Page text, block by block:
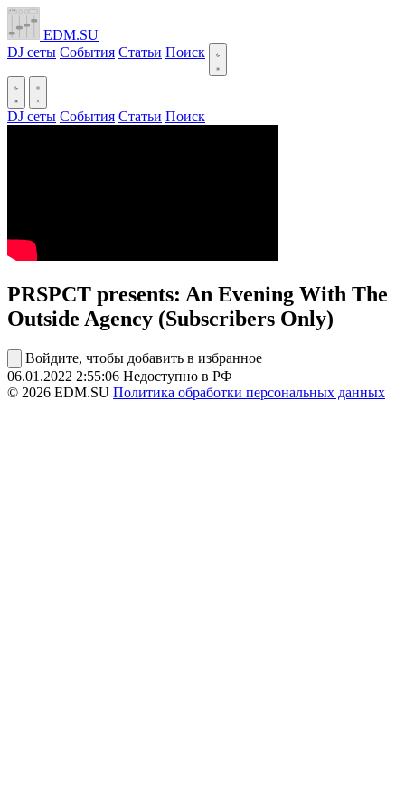
EDM.SU
DJ сеты События Статьи Поиск
DJ сеты События Статьи Поиск
PRSPCT presents: An Evening With The
Outside Agency (Subscribers Only)
Войдите, чтобы добавить в избранное
06.01.2022 2:55:06 Недоступно в РФ
© 2026 EDM.SU Политика обработки персональных данных